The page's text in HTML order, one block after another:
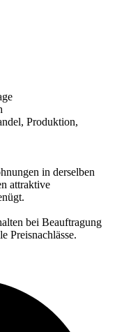
Produktion,
in derselben
attraktive
bei Beauftragung
Preisnachlässe.